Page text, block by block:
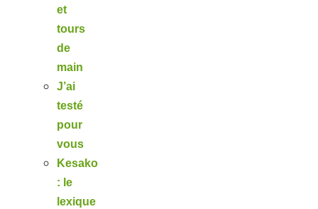
et
tours
de
main
J’ai
testé
pour
vous
Kesako
: le
lexique